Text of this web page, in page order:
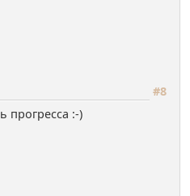
#8
прогресса :-)